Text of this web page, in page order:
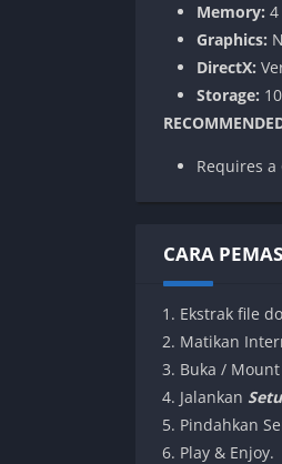
Memory: 4
Graphics:
DirectX:
Storage:
Requires
CARA
Ekstrak file
Matikan
Buka / Mount
Jalankan
Pindahkan
Play & Enjoy.